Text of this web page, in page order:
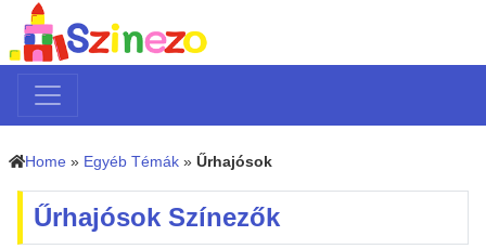
Home » Egyéb Témák » Űrhajósok
Űrhajósok Színezők